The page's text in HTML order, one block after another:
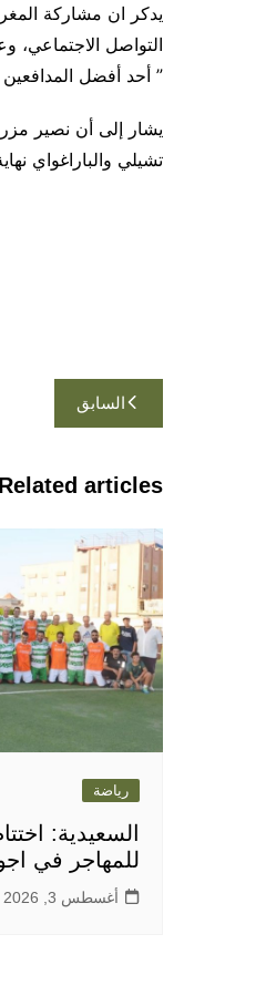
يدكر ان مشاركة
التواصل الاجتماعي،
” أحد أفضل المدافعين
تشيلي والباراغواي
تصفّح
المقالات
السابق
Related articles
رياضة
السعيدية:
للمهاجر في
أغسطس 3, 2026